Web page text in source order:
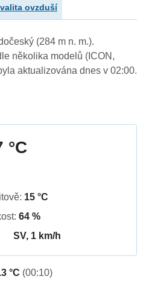
ovzduší
(284 m n. m.).
několika modelů (ICON,
aktualizována dnes v 02:00.
°C
15 °C
64 %
SV, 1 km/h
°C (00:10)